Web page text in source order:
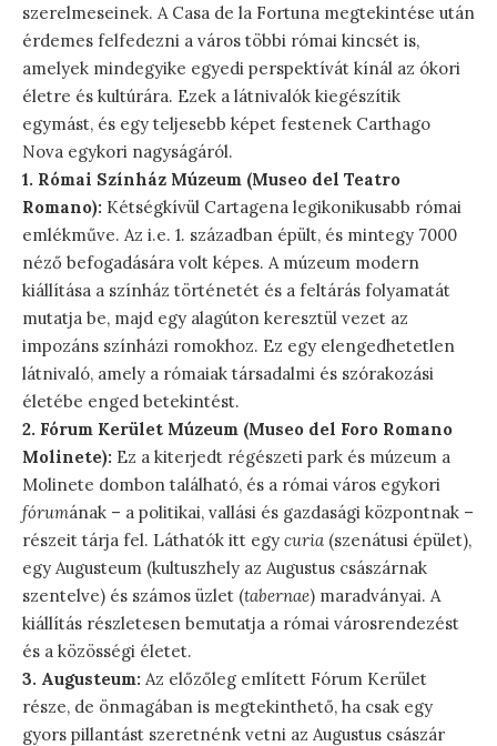
szerelmeseinek. A Casa de la Fortuna megtekintése után
érdemes felfedezni a város többi római kincsét is,
amelyek mindegyike egyedi perspektívát kínál az ókori
életre és kultúrára. Ezek a látnivalók kiegészítik
egymást, és egy teljesebb képet festenek Carthago
Nova egykori nagyságáról.
1. Római Színház Múzeum (Museo del Teatro
Romano): Kétségkívül Cartagena legikonikusabb római
emlékműve. Az i.e. 1. században épült, és mintegy 7000
néző befogadására volt képes. A múzeum modern
kiállítása a színház történetét és a feltárás folyamatát
mutatja be, majd egy alagúton keresztül vezet az
impozáns színházi romokhoz. Ez egy elengedhetetlen
látnivaló, amely a rómaiak társadalmi és szórakozási
életébe enged betekintést.
2. Fórum Kerület Múzeum (Museo del Foro Romano
Molinete): Ez a kiterjedt régészeti park és múzeum a
Molinete dombon található, és a római város egykori
fórumának – a politikai, vallási és gazdasági központnak –
részeit tárja fel. Láthatók itt egy curia (szenátusi épület),
egy Augusteum (kultuszhely az Augustus császárnak
szentelve) és számos üzlet (tabernae) maradványai. A
kiállítás részletesen bemutatja a római városrendezést
és a közösségi életet.
3. Augusteum: Az előzőleg említett Fórum Kerület
része, de önmagában is megtekinthető, ha csak egy
gyors pillantást szeretnénk vetni az Augustus császár